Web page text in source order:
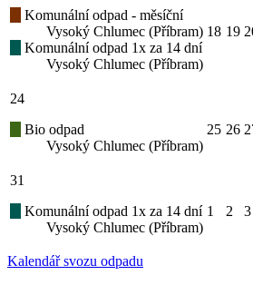
Komunální odpad - měsíční
Vysoký Chlumec (Příbram)
Komunální odpad 1x za 14 dní
Vysoký Chlumec (Příbram)
18 19
24
Bio odpad
Vysoký Chlumec (Příbram)
25 26
31
Komunální odpad 1x za 14 dní
Vysoký Chlumec (Příbram)
1 2 3
Kalendář svozu odpadu